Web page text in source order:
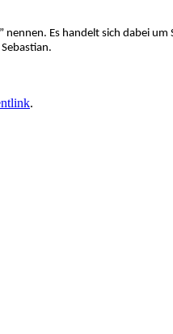
” nennen. Es handelt sich dabei
.